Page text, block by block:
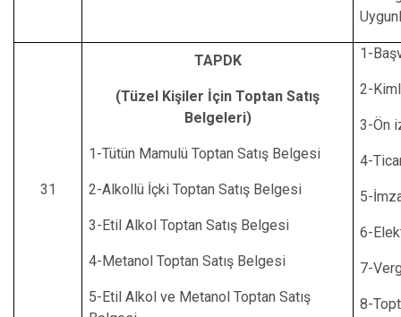
31
TAPDK
(Tüzel Kişiler İçin Toptan Satış
Belgeleri)
1-Tütün Mamulü Toptan Satış Belgesi
2-Alkollü İçki Toptan Satış Belgesi
3-Etil Alkol Toptan Satış Belgesi
4-Metanol Toptan Satış Belgesi
5-Etil Alkol ve Metanol Toptan Satış
1-
2-
3-Ön
4-
5-
6-
7-
8-